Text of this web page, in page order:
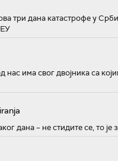
три дана катастрофе у
нас има свог двојника са
дана – не стидите се, то је